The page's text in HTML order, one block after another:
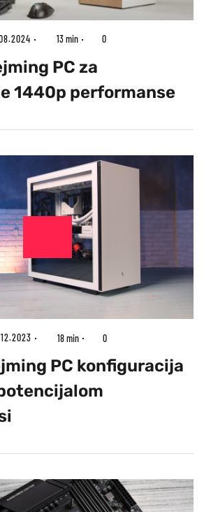
13 min 0
PC za
1440p performanse
18 min 0
PC konfiguracija